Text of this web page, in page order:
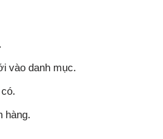
vào danh mục.
hàng.